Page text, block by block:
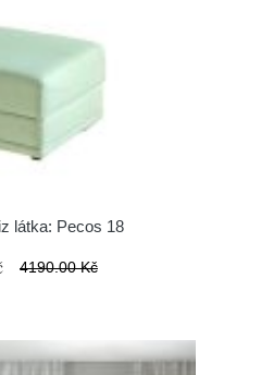
látka: Pecos 18
4190.00 Kč